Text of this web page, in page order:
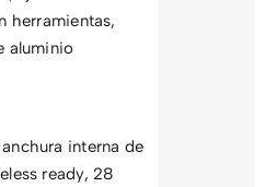
herramientas,
aluminio
interna de
ready, 28